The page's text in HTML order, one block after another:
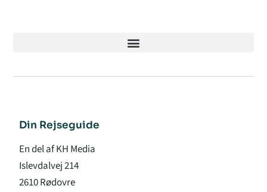
Din Rejseguide
En del af KH Media
Islevdalvej 214
2610 Rødovre